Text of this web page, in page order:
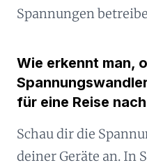
Spannungen
Wie erkennt man,
für eine Reise
Schau dir die
deiner Geräte an. In